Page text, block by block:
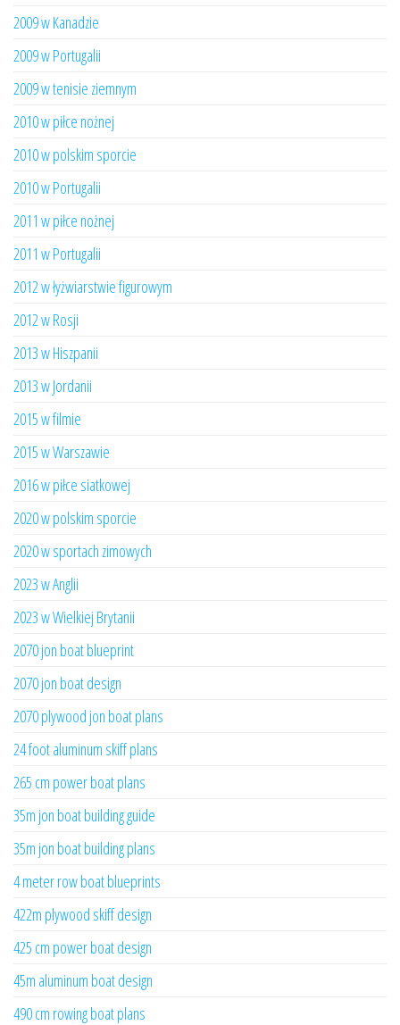
2009 w Kanadzie
2009 w Portugalii
2009 w tenisie ziemnym
2010 w piłce nożnej
2010 w polskim sporcie
2010 w Portugalii
2011 w piłce nożnej
2011 w Portugalii
2012 w łyżwiarstwie figurowym
2012 w Rosji
2013 w Hiszpanii
2013 w Jordanii
2015 w filmie
2015 w Warszawie
2016 w piłce siatkowej
2020 w polskim sporcie
2020 w sportach zimowych
2023 w Anglii
2023 w Wielkiej Brytanii
2070 jon boat blueprint
2070 jon boat design
2070 plywood jon boat plans
24 foot aluminum skiff plans
265 cm power boat plans
35m jon boat building guide
35m jon boat building plans
4 meter row boat blueprints
422m plywood skiff design
425 cm power boat design
45m aluminum boat design
490 cm rowing boat plans